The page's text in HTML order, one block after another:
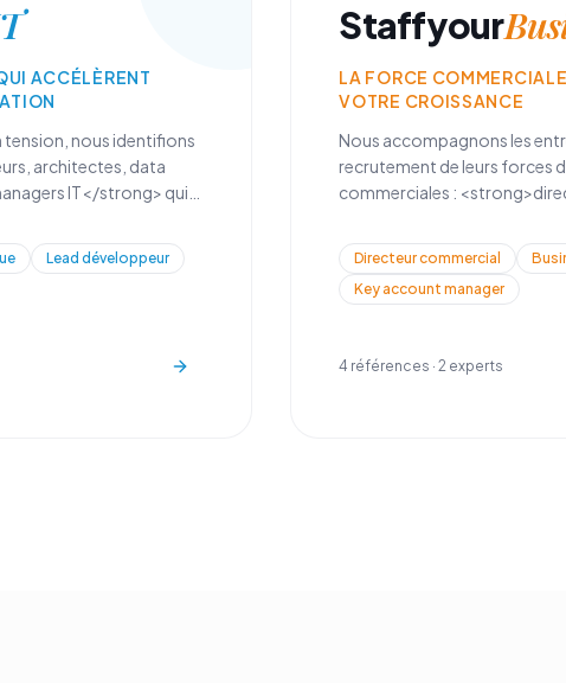
ACCÉLÈRENT
tension, nous identifions
architectes, data
IT</strong> qui
techniques.
Lead développeur
Staffyour
LA FORCE
VOTRE CROISSANCE
Nous accompagnons les
recrutement de leurs forces
commerciales :
management, et
réseau</strong>.
Directeur commercial
Key account manager
4 références ·2 experts